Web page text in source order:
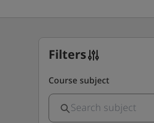
Filters
Course subject